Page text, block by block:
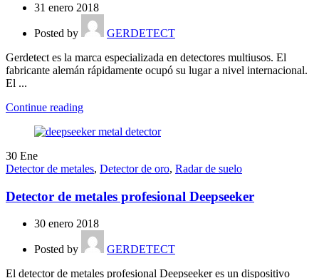
31 enero 2018
Posted by
GERDETECT
Gerdetect es la marca especializada en detectores multiusos. El
fabricante alemán rápidamente ocupó su lugar a nivel internacional.
El ...
Continue reading
30 Ene
Detector de metales, Detector de oro, Radar de suelo
Detector de metales profesional Deepseeker
30 enero 2018
Posted by
GERDETECT
El detector de metales profesional Deepseeker es un dispositivo